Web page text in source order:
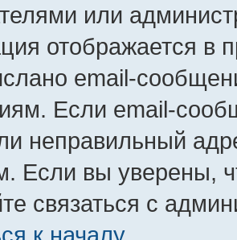
или
отображается в
email-
Если email-
неправильный
Если вы уверены,
связаться с
к началу